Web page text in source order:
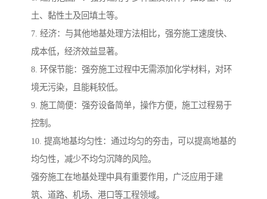
土、黏性土及回填土等。
7. 经济：与其他地基处理方法相比，强夯施工速度快、
成本低，经济效益显著。
8. 环保节能：强夯施工过程中无需添加化学材料，对环
境无污染，且能耗较低。
9. 施工简便：强夯设备简单，操作方便，施工过程易于
控制。
10. 提高地基均匀性：通过均匀的夯击，可以提高地基的
均匀性，减少不均匀沉降的风险。
强夯施工在地基处理中具有重要作用，广泛应用于建
筑、道路、机场、港口等工程领域。